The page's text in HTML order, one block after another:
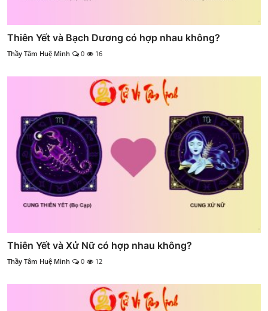
Thiên Yết và Bạch Dương có hợp nhau không?
Thầy Tâm Huệ Minh 0 16
Thiên Yết và Xử Nữ có hợp nhau không?
Thầy Tâm Huệ Minh 0 12